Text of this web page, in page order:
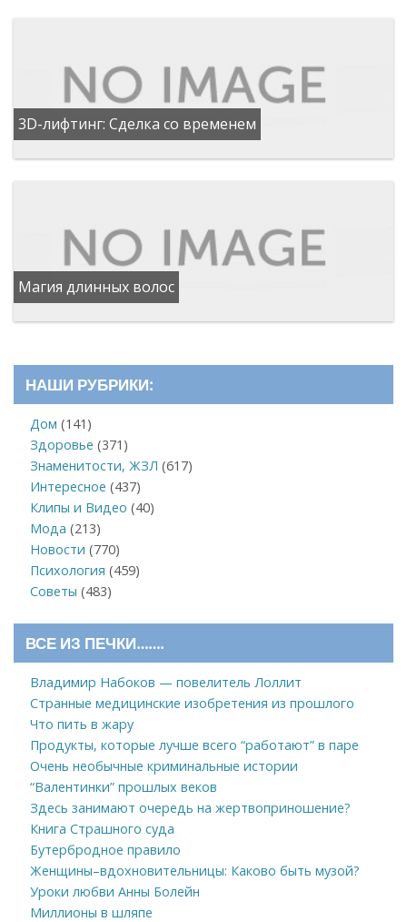
3D-лифтинг: Сделка со временем
Магия длинных волос
НАШИ РУБРИКИ:
Дом (141)
Здоровье (371)
Знаменитости, ЖЗЛ (617)
Интересное (437)
Клипы и Видео (40)
Мода (213)
Новости (770)
Психология (459)
Советы (483)
ВСЕ ИЗ ПЕЧКИ…….
Владимир Набоков — повелитель Лоллит
Странные медицинские изобретения из прошлого
Что пить в жару
Продукты, которые лучше всего “работают” в паре
Очень необычные криминальные истории
“Валентинки” прошлых веков
Здесь занимают очередь на жертвоприношение?
Книга Страшного суда
Бутербродное правило
Женщины–вдохновительницы: Каково быть музой?
Уроки любви Анны Болейн
Миллионы в шляпе